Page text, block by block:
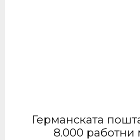
Германската
8.000 работни